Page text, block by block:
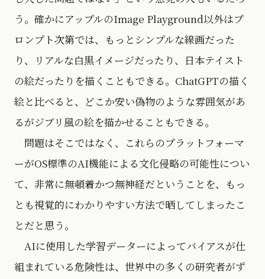
う。確かにアップルのImage Playground以外はプ
ロンプト次第では、もっとシンプルな線画だった
り、リアルな白黒イメージだったり、日本テイスト
の絵だったりを描くこともできる。ChatGPTの描く
絵と比べると、どこか安い偽物のような雰囲気があ
るがジブリ風の絵を描かせることもできる。
問題はそこではなく、これらのプラットフォーマ
ーがOS標準のAI機能による文化侵略の可能性につい
て、非常に無頓着かつ無神経だということを、もっ
とも視覚的にわかりやすい方法で晒してしまったこ
とだと思う。
AIに使用した学習データーによってバイアスが仕
組まれている危険性は、世界中の多くの研究者がず